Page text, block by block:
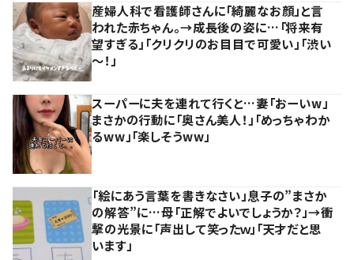
産婦人科で看護師さんに「綺麗なお顔」と言
われた赤ちゃん。→成長後の姿に…「将来有
望すぎる」「クリクリのお目目で可愛い」「渋い
～！」
スーパーに夫を連れて行くと…妻「おーいw」
まさかの行動に「奥さん美人！」「めっちゃわか
るww」「楽しそうww」
「絵にあう言葉を書きなさい」息子の”まさか
の解答”に…母「正解でよいでしょうか？」→衝
撃の光景に「声出して笑ったｗ」「天才だと思
います」